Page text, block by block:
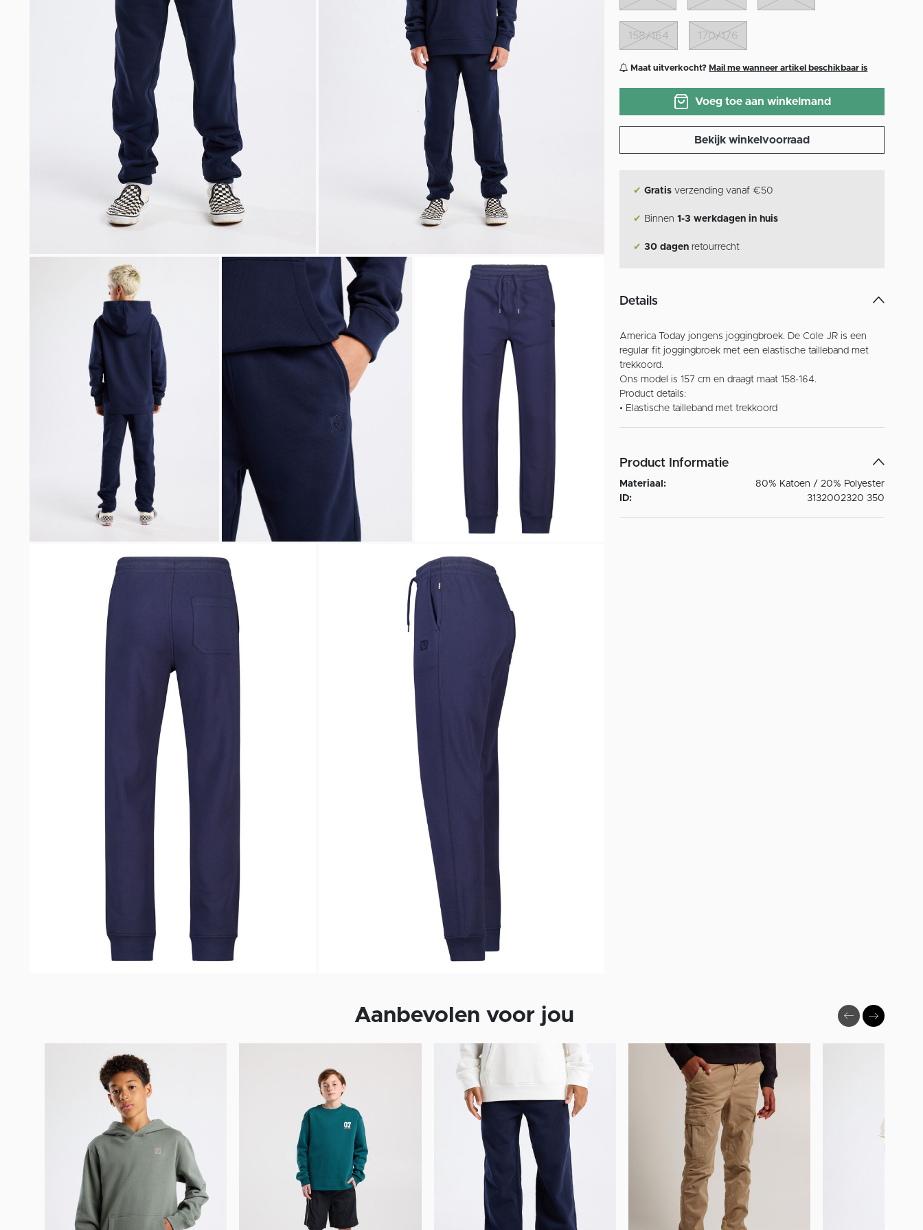
158/164 170/176
Maat uitverkocht? Mail me wanneer artikel beschikbaar is
Voeg toe aan winkelmand
Bekijk winkelvoorraad
✔ Gratis verzending vanaf €50
✔ Binnen1-3 werkdagen in huis
✔ 30 dagen retourrecht
Details
America Today jongens joggingbroek. De Cole JR is een
regular fit joggingbroek met een elastische tailleband met
trekkoord.
Ons model is 157 cm en draagt maat 158-164.
Product details:
Product Informatie
Materiaal:
80% Katoen / 20% Polyester
ID:
3132002320 350
Aanbevolen voor jou